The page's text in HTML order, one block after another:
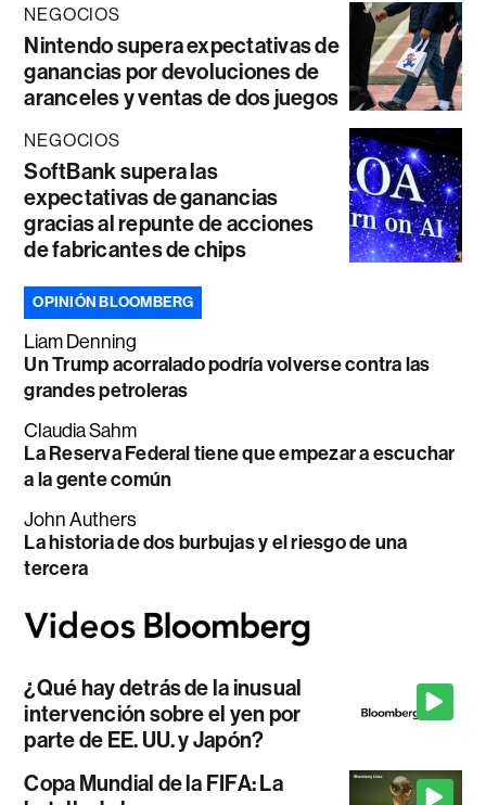
NEGOCIOS
Nintendo supera expectativas de
ganancias por devoluciones de
aranceles y ventas de dos juegos
NEGOCIOS
SoftBank supera las
expectativas de ganancias
gracias al repunte de acciones
de fabricantes de chips
OPINIÓN BLOOMBERG
Liam Denning
Un Trump acorralado podría volverse contra las
grandes petroleras
Claudia Sahm
La Reserva Federal tiene que empezar a escuchar
a la gente común
John Authers
La historia de dos burbujas y el riesgo de una
tercera
¿Qué hay detrás de la inusual
intervención sobre el yen por
parte de EE. UU. y Japón?
Copa Mundial de la FIFA: La